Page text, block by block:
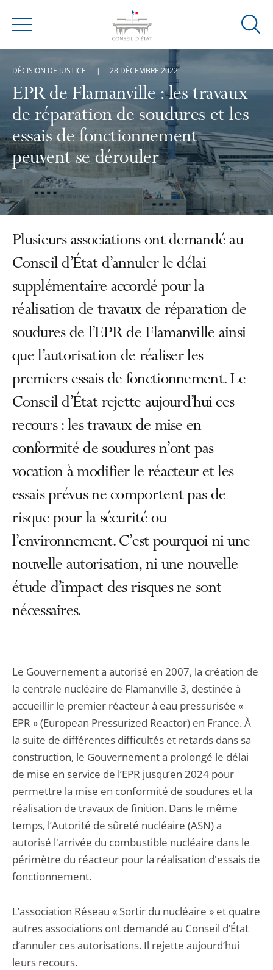
Menu
Ouvrir
EPR de Flamanville : les travaux
de réparation de soudures et les
essais de fonctionnement
peuvent se dérouler
DÉCISION DE JUSTICE 28 DÉCEMBRE 2022
Plusieurs associations ont demandé au
Conseil d’État d’annuler le délai
supplémentaire accordé pour la
réalisation de travaux de réparation de
soudures de l’EPR de Flamanville ainsi
que l’autorisation de réaliser les
premiers essais de fonctionnement. Le
Conseil d’État rejette aujourd’hui ces
recours : les travaux de mise en
conformité de soudures n’ont pas
vocation à modifier le réacteur et les
essais prévus ne comportent pas de
risque pour la sécurité ou
l’environnement. C’est pourquoi ni une
nouvelle autorisation, ni une nouvelle
étude d’impact des risques ne sont
nécessaires.
Le Gouvernement a autorisé en 2007, la création de
la centrale nucléaire de Flamanville 3, destinée à
accueillir le premier réacteur à eau pressurisée «
EPR » (European Pressurized Reactor) en France. À
la suite de différentes difficultés et retards dans sa
construction, le Gouvernement a prolongé le délai
de mise en service de l’EPR jusqu’en 2024 pour
permettre la mise en conformité de soudures et la
réalisation de travaux de finition. Dans le même
temps, l’Autorité de sûreté nucléaire (ASN) a
autorisé l'arrivée du combustible nucléaire dans le
périmètre du réacteur pour la réalisation d'essais de
fonctionnement.
L’association Réseau « Sortir du nucléaire » et quatre
autres associations ont demandé au Conseil d’État
d’annuler ces autorisations. Il rejette aujourd’hui
leurs recours.